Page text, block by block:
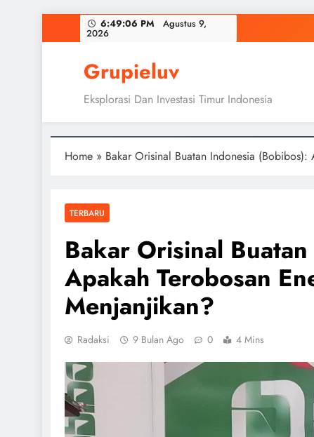
to
6:49:07 PM Agustus 9,
2026
Grupieluv
Eksplorasi Dan Investasi Timur Indonesia
Home » Bakar Orisinal Buatan Indonesia
TERBARU
Bakar Orisinal
Apakah Terobosan
Menjanjikan?
Radaksi 9 Bulan Ago 0 4 Mins